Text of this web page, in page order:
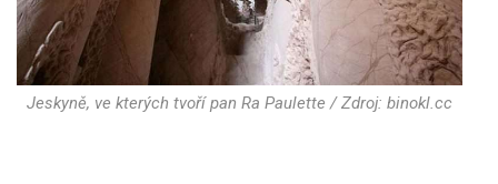
Jeskyně, ve kterých tvoří pan Ra Paulette / Zdroj: binokl.cc